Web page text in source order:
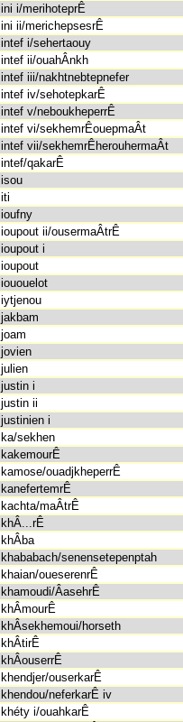
ini i/merihoteprÊ
ini ii/merichepsesrÊ
intef i/sehertaouy
intef ii/ouahÂnkh
intef iii/nakhtnebtepnefer
intef iv/sehotepkarÊ
intef v/neboukheperrÊ
intef vi/sekhemrÊouepmaÂt
intef vii/sekhemrÊherouhermaÂt
intef/qakarÊ
isou
iti
ioufny
ioupout ii/ousermaÂtrÊ
ioupout i
ioupout
iououelot
iytjenou
jakbam
joam
jovien
julien
justin i
justin ii
justinien i
ka/sekhen
kakemourÊ
kamose/ouadjkheperrÊ
kanefertemrÊ
kachta/maÂtrÊ
khÂ...rÊ
khÂba
khababach/senensetepenptah
khaian/oueserenrÊ
khamoudi/ÂasehrÊ
khÂmourÊ
khÂsekhemoui/horseth
khÂtirÊ
khÂouserrÊ
khendjer/ouserkarÊ
khendou/neferkarÊ iv
khéty i/ouahkarÊ